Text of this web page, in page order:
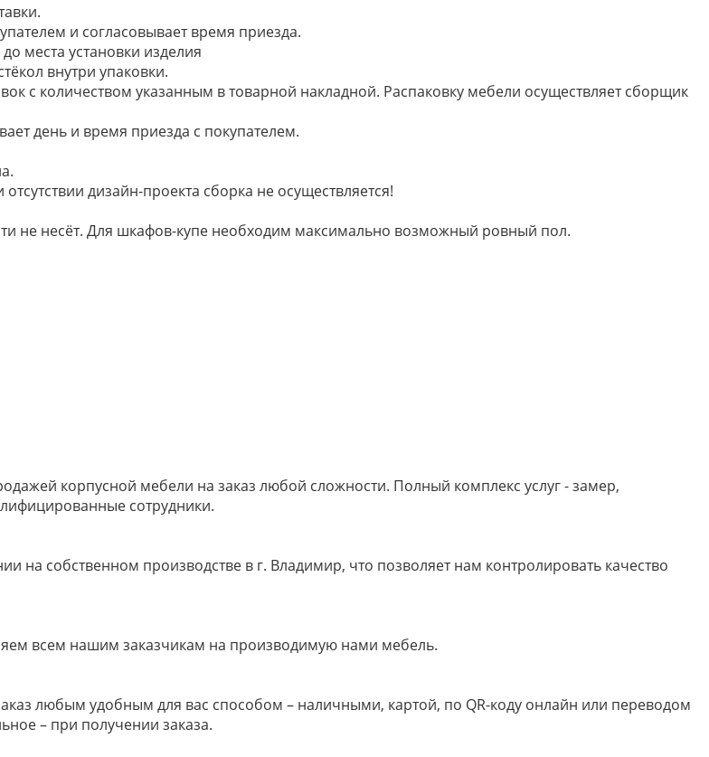
и согласовывает время приезда.
места установки изделия
внутри упаковки.
с количеством указанным в товарной накладной. Распаковку мебели осуществляет сборщик
день и время приезда с покупателем.
дизайн-проекта сборка не осуществляется!
не несёт. Для шкафов-купе необходим максимально возможный ровный пол.
корпусной мебели на заказ любой сложности. Полный комплекс услуг - замер,
сотрудники.
собственном производстве в г. Владимир, что позволяет нам контролировать качество
всем нашим заказчикам на производимую нами мебель.
любым удобным для вас способом – наличными, картой, по QR-коду онлайн или переводом
– при получении заказа.